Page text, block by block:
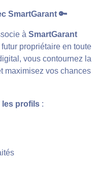
SmartGarant 🔑
à SmartGarant
propriétaire en toute
vous contournez la
maximisez vos chances
les profils :